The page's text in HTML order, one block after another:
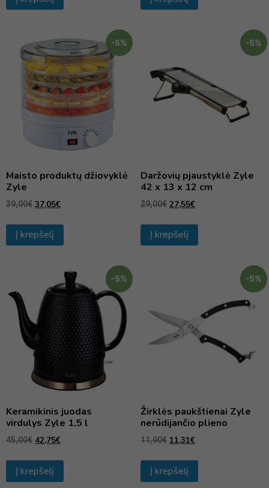
-5%
Maisto produktų džiovyklė
Zyle
39,00€ 37,05€
Į krepšelį
-5%
Daržovių pjaustyklė Zyle
42 x 13 x 12 cm
29,00€ 27,55€
Į krepšelį
-5%
Keramikinis juodas
virdulys Zyle 1,5 l
45,00€ 42,75€
Į krepšelį
-5%
Žirklės paukštienai Zyle
nerūdijančio plieno
11,90€ 11,31€
Į krepšelį